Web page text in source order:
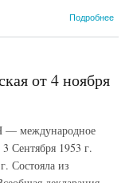
Подробнее
от 4 ноября
Сентября 1953 г.
Состояла из